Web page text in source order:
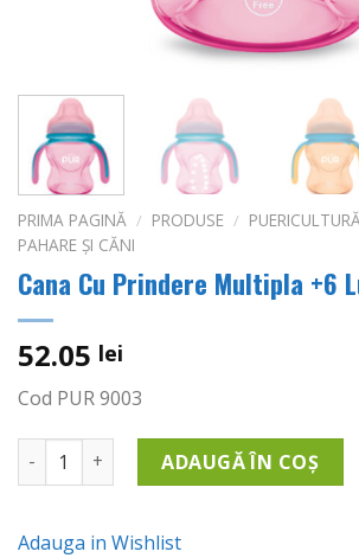
PRIMA PAGINĂ / PRODUSE /
PAHARE ȘI CĂNI
Cana Cu Prindere Multipla +6
52.05 lei
Cod PUR 9003
Cantitate Cana Cu Prindere Multipla +6
ADAUGĂ ÎN COȘ
Adauga in Wishlist